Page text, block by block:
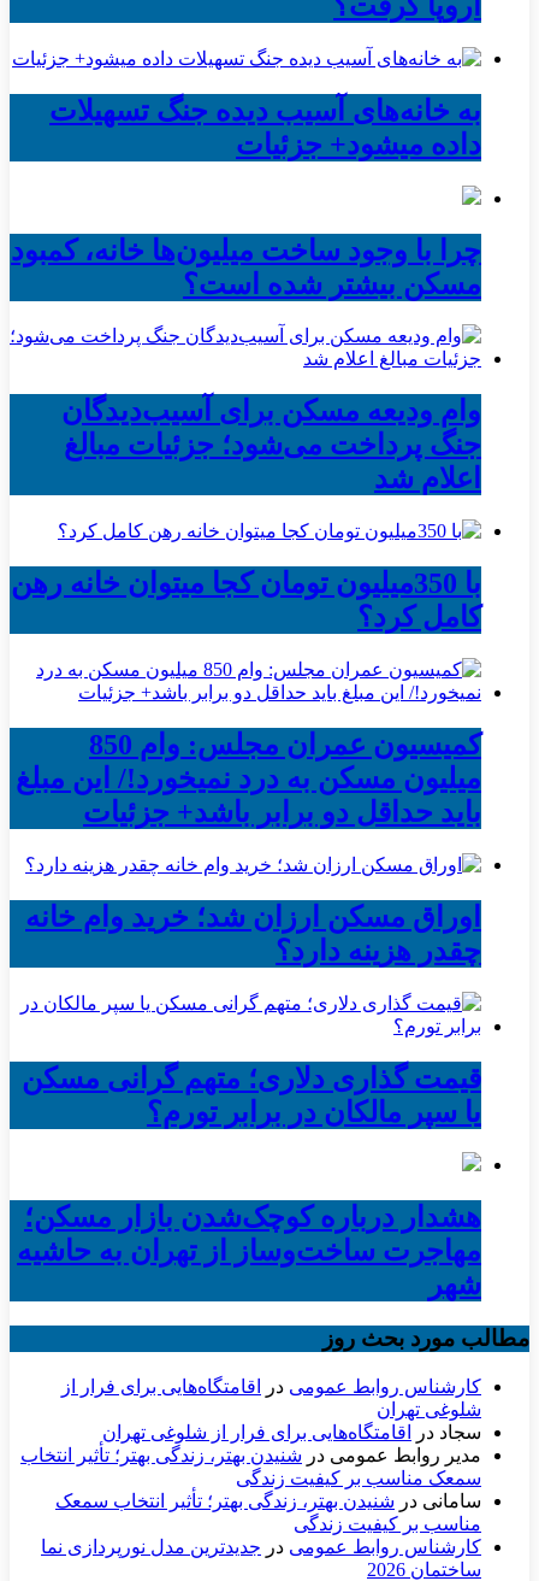
به خانه‌های آسیب دیده جنگ تسهیلات
داده میشود+ جزئیات
چرا با وجود ساخت میلیون‌ها خانه، کمبود
مسکن بیشتر شده است؟
وام ودیعه مسکن برای آسیب‌دیدگان
جنگ پرداخت می‌شود؛ جزئیات مبالغ
اعلام شد
با 350میلیون تومان کجا میتوان خانه رهن
کامل کرد؟
کمیسیون عمران مجلس: وام 850
میلیون مسکن به درد نمیخورد!/ این مبلغ
باید حداقل دو برابر باشد+ جزئیات
اوراق مسکن ارزان شد؛ خرید وام خانه
چقدر هزینه دارد؟
قیمت گذاری دلاری؛ متهم گرانی مسکن
یا سپر مالکان در برابر تورم؟
هشدار درباره کوچک‌شدن بازار مسکن؛
مهاجرت ساخت‌وساز از تهران به حاشیه‌
شهر
مطالب مورد بحث روز
کارشناس روابط عمومی در
اقامتگاه‌هایی برای فرار از
شلوغی تهران
سجاد در
اقامتگاه‌هایی برای فرار از شلوغی تهران
مدیر روابط عمومی در شنیدن بهتر، زندگی بهتر؛ تأثیر انتخاب
سمعک مناسب بر کیفیت زندگی
سامانی در شنیدن بهتر، زندگی بهتر؛ تأثیر انتخاب سمعک
مناسب بر کیفیت زندگی
کارشناس روابط عمومی در جدیدترین مدل نورپردازی نما
ساختمان 2026